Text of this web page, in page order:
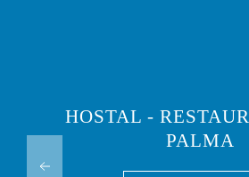
HOSTAL -
PALMA